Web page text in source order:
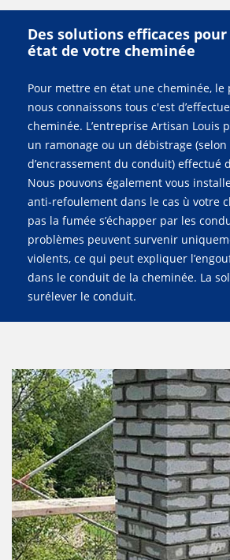
Des solutions efficaces
état de votre cheminée
Pour mettre en état une cheminée,
nous connaissons tous c'est
cheminée. L’entreprise Artisan Louis
un ramonage ou un débistrage
d’encrassement du conduit) effectué
Nous pouvons également vous
anti-refoulement dans le cas ù votre
pas la fumée s’échapper par les
problèmes peuvent survenir
violents, ce qui peut expliquer
dans le conduit de la cheminée. La
surélever le conduit.